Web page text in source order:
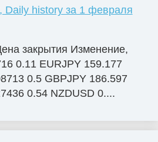
history за 1 февраля
закрытия Изменение,
0.11 EURJPY 159.177
0.5 GBPJPY 186.597
0.54 NZDUSD 0....